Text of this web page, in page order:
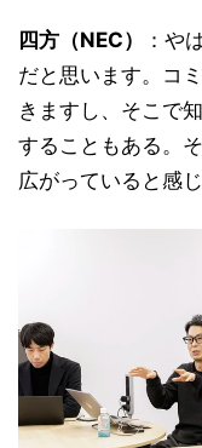
四方（NEC）
：や
だと思います。コ
きますし、そこで
することもある。
広がっていると感じ